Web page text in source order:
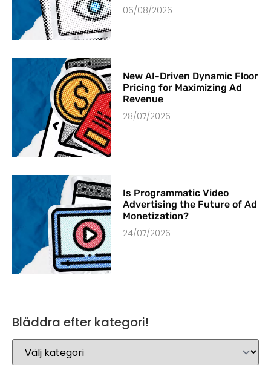
06/08/2026
New AI-Driven Dynamic Floor
Pricing for Maximizing Ad
Revenue
28/07/2026
Is Programmatic Video
Advertising the Future of Ad
Monetization?
24/07/2026
Bläddra efter kategori!